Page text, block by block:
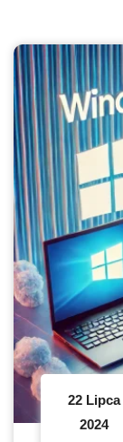
22 Lipca
2024